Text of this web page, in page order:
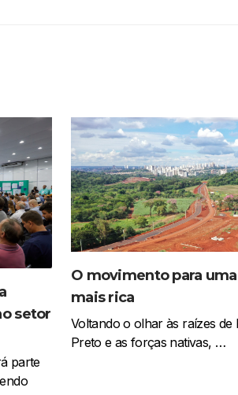
setor
parte
O movimento para
mais rica
Voltando o olhar às raízes de
Preto e as forças nativas, …